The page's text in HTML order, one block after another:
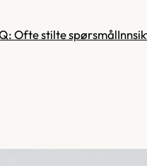
Ofte stilte spørsmål